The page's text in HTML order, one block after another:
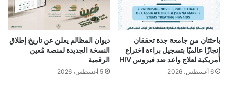
باحثتان من جامعة جدة تحققان
إنجازًا عالميًا بتسجيل براءة اختراع
أمريكية لعلاج واعد ضد فيروس HIV
6 أغسطس، 2026
ديوان المظالم يعلن عن تاريخ إطلاق
النسخة الجديدة لمنصة مُعين
الرقمية
5 أغسطس، 2026